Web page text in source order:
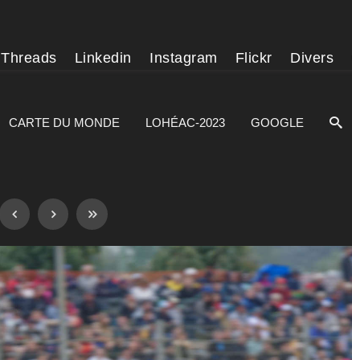
Threads Linkedin Instagram Flickr Divers
CARTE DU MONDE LOHÉAC-2023 GOOGLE